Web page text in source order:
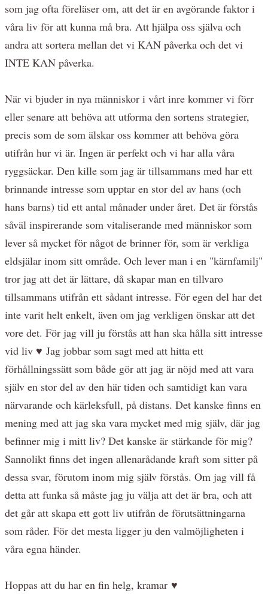
som jag ofta föreläser om, att det är en avgörande faktor i
våra liv för att kunna må bra. Att hjälpa oss själva och
andra att sortera mellan det vi KAN påverka och det vi
INTE KAN påverka.
När vi bjuder in nya människor i vårt inre kommer vi förr
eller senare att behöva att utforma den sortens strategier,
precis som de som älskar oss kommer att behöva göra
utifrån hur vi är. Ingen är perfekt och vi har alla våra
ryggsäckar. Den kille som jag är tillsammans med har ett
brinnande intresse som upptar en stor del av hans (och
hans barns) tid ett antal månader under året. Det är förstås
såväl inspirerande som vitaliserande med människor som
lever så mycket för något de brinner för, som är verkliga
eldsjälar inom sitt område. Och lever man i en "kärnfamilj"
tror jag att det är lättare, då skapar man en tillvaro
tillsammans utifrån ett sådant intresse. För egen del har det
inte varit helt enkelt, även om jag verkligen önskar att det
vore det. För jag vill ju förstås att han ska hålla sitt intresse
vid liv ♥ Jag jobbar som sagt med att hitta ett
förhållningssätt som både gör att jag är nöjd med att vara
själv en stor del av den här tiden och samtidigt kan vara
närvarande och kärleksfull, på distans. Det kanske finns en
mening med att jag ska vara mycket med mig själv, där jag
befinner mig i mitt liv? Det kanske är stärkande för mig?
Sannolikt finns det ingen allenarådande kraft som sitter på
dessa svar, förutom inom mig själv förstås. Om jag vill få
detta att funka så måste jag ju välja att det är bra, och att
det går att skapa ett gott liv utifrån de förutsättningarna
som råder. För det mesta ligger ju den valmöjligheten i
våra egna händer.
Hoppas att du har en fin helg, kramar ♥